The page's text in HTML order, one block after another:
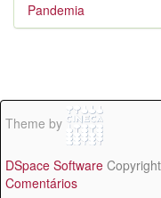
Pandemia
Theme by
DSpace Software
Comentários